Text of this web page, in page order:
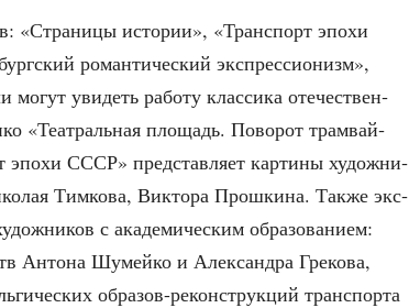
«Стра­ни­цы исто­рии», «Транс­порт эпо­хи
роман­ти­че­ский экс­прес­си­о­низм»,
уви­деть рабо­ту клас­си­ка оте­че­ствен­
«Теат­раль­ная пло­щадь. Пово­рот трам­вай­
эпо­хи СССР» пред­став­ля­ет кар­ти­ны худож­ни­
Тим­ко­ва, Вик­то­ра Прош­ки­на. Так­же экс­
с ака­де­ми­че­ским обра­зо­ва­ни­ем:
Анто­на Шумей­ко и Алек­сандра Гре­ко­ва,
обра­зов-рекон­струк­ций транс­пор­та